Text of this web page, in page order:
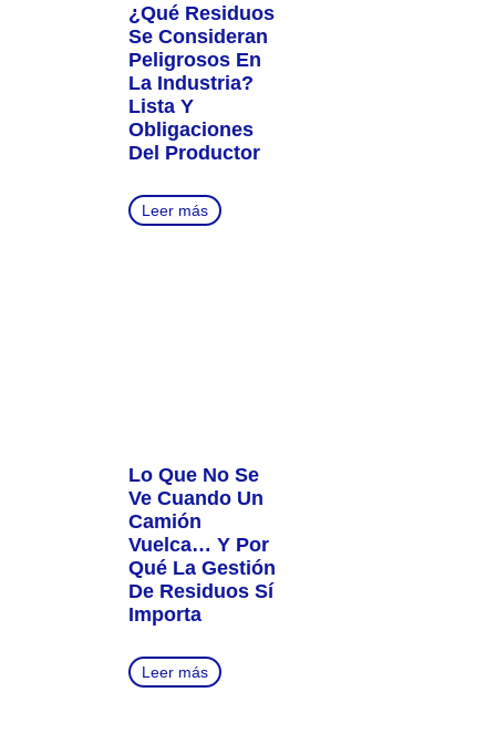
¿Qué Residuos
Se Consideran
Peligrosos En
La Industria?
Lista Y
Obligaciones
Del Productor
Leer más
Lo Que No Se
Ve Cuando Un
Camión
Vuelca… Y Por
Qué La Gestión
De Residuos Sí
Importa
Leer más